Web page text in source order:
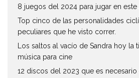
8 juegos del 2024 para jugar en este
Top cinco de las personalidades
peculiares que he visto correr.
Los saltos al vacío de Sandra hoy la
música para cine
12 discos del 2023 que es